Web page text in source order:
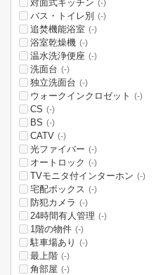
対面式キッチン (-)
バス・トイレ別 (-)
追焚機能浴室 (-)
浴室乾燥機 (-)
温水洗浄便座 (-)
洗面台 (-)
独立洗面台 (-)
ウォークインクロゼット (-)
CS (-)
BS (-)
CATV (-)
光ファイバー (-)
オートロック (-)
TVモニタ付インターホン (-)
宅配ボックス (-)
防犯カメラ (-)
24時間有人管理 (-)
1階の物件 (-)
駐車場あり (-)
最上階 (-)
角部屋 (-)